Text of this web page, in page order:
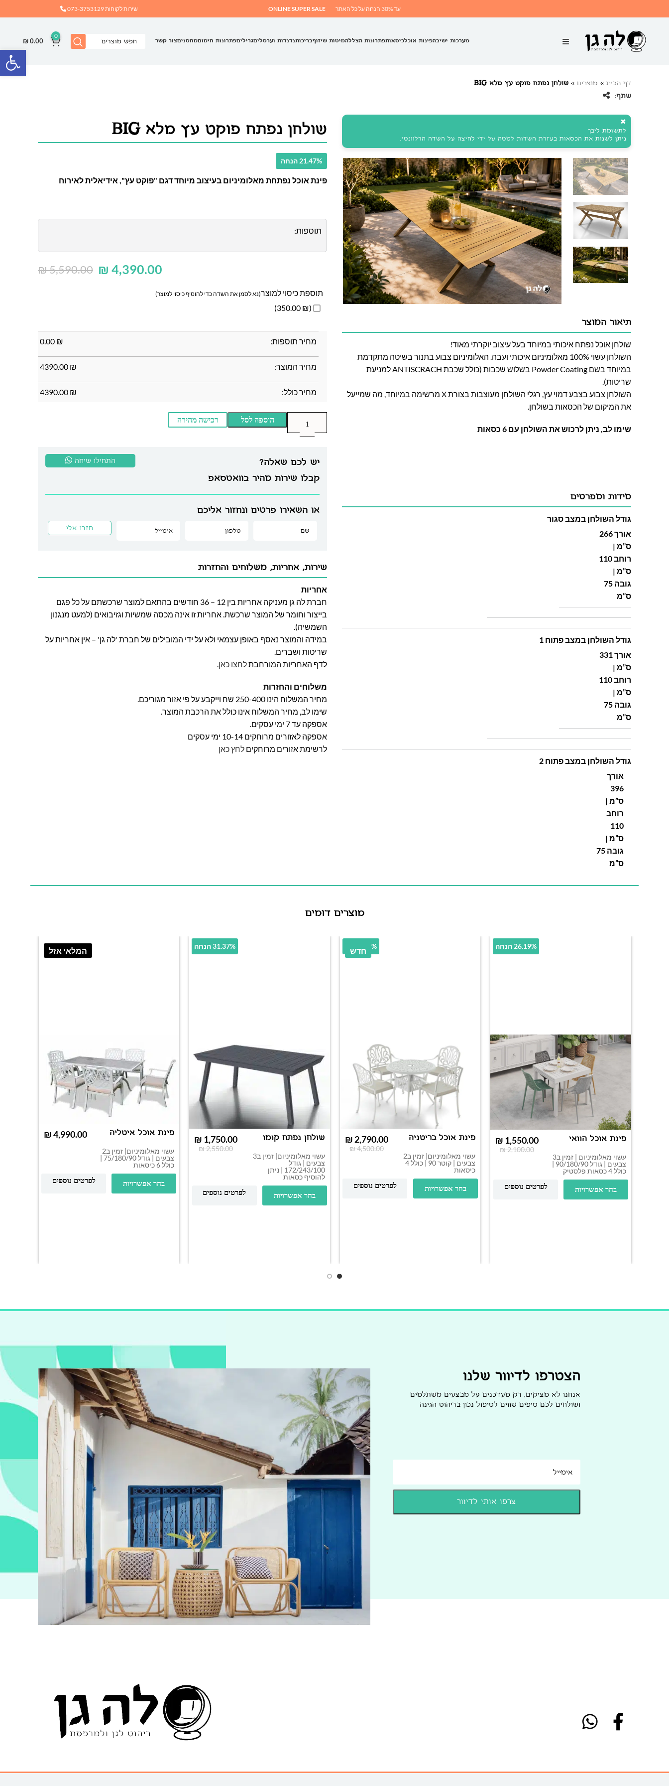
עד 30% הנחה על כל האתר ONLINE SUPER SALE שירות לקוחות073-3753129
מערכות ישיבהפינות אוכלכיסאותפתרונות הצללהמיטות שיזוףבריכותנדנדות וערסליםגריליםפתרונות חימוםמחסניםצור קשר
0
₪0.00
דף הבית » מוצרים » שולחן נפתח פוקט עץ מלא BIG
שתף:
✖
לתשומת ליבך
ניתן לשנות את הכסאות בעזרת השדות למטה על ידי לחיצה על השדה הרלוונטי.
תיאור המוצר
שולחן אוכל נפתח איכותי במיוחד בעל עיצוב יוקרתי מאוד!
השולחן עשוי 100% מאלומיניום איכותי ועבה. האלומיניום צבוע בתנור בשיטה מתקדמת
במיוחד בשם Powder Coating בשלוש שכבות (כולל שכבת ANTISCRACH למניעת
שריטות).
השולחן צבוע בצבע דמוי עץ, רגלי השולחן מעוצבות בצורת X מרשימה במיוחד, מה שמייעל
את המיקום של הכסאות בשולחן.
שימו לב, ניתן לרכוש את השולחן עם 6 כסאות
מידות ומפרטים
גודל השולחן במצב סגור
אורך 266
ס”מ |
רוחב 110
ס”מ |
גובה 75
ס”מ
גודל השולחן במצב פתוח 1
אורך 331
ס”מ |
רוחב 110
ס”מ |
גובה 75
ס”מ
גודל השולחן במצב פתוח 2
אורך
396
ס”מ |
רוחב
110
ס”מ |
גובה 75
ס”מ
שולחן נפתח פוקט עץ מלא BIG
21.47% הנחה
פינת אוכל נפתחת מאלומיניום בעיצוב מיוחד דגם "פוקט עץ", אידיאלית לאירוח
תוספות:
₪5,590.00 ₪ 4,390.00
תוספת כיסוי למוצר(נא לסמן את השדה כדי להוסיף כיסוי למוצר)
(₪ 350.00)
מחיר תוספות: ₪
0.00
מחיר המוצר: ₪
4390.00
מחיר כולל: ₪
4390.00
הוספה לסל רכישה מהירה
יש לכם שאלה?
קבלו שירות מהיר בוואטסאפ
התחילו שיחה
או השאירו פרטים ונחזור אליכם
שירות, אחריות, משלוחים והחזרות
אחריות
חברת לה גן מעניקה אחריות בין 12 – 36 חודשים בהתאם למוצר שרכשתם על כל פגם
בייצור וחומר של המוצר שרכשת. אחריות זו אינה מכסה שמשיות וגזיבואים (למעט מנגנון
השמשיה).
במידה והמוצר נאסף באופן עצמאי ולא על ידי המובילים של חברת 'לה גן' – אין אחריות על
שריטות ושברים.
לדף האחריות המורחבתלחצו כאן.
משלוחים והחזרות
מחיר המשלוח הינו 250-400 שח וייקבע על פי אזור מגוריכם.
שימו לב, מחיר המשלוח אינו כולל את הרכבת המוצר.
אספקה עד 7 ימי עסקים.
אספקה לאזורים מרוחקים 10-14 ימי עסקים
לרשימת אזורים מרוחקים לחץ כאן
מוצרים דומים
26.19% הנחה
פינת אוכל הוואי
עשוי מאלומיניום | זמין ב3
צבעים | גודל 90/180/90 |
כולל 4 כסאות פלסטיק
₪2,100.00
₪ 1,550.00
בחר אפשרויות לפרטים נוספים
חדש38% הנחה
פינת אוכל בריטניה
עשוי מאלומיניום| זמין ב2
צבעים | קוטר 90 | כולל 4
כיסאות
₪4,500.00
₪ 2,790.00
בחר אפשרויות לפרטים נוספים
31.37% הנחה
שולחן נפתח קומו
עשוי מאלומיניום| זמין ב3
צבעים | גודל
172/243/100 | ניתן
להוסיף כסאות
₪2,550.00
₪ 1,750.00
בחר אפשרויות לפרטים נוספים
המלאי אזל
פינת אוכל איטליה
עשוי מאלומיניום| זמין ב2
צבעים | גודל 75/180/90 |
כולל 6 כיסאות
₪
בחר אפשרויות לפרטים נוספים
הצטרפו לדיוור שלנו
אנחנו לא מציקים, רק מעדכנים על מבצעים משתלמים
ושולחים לכם טיפים שווים לטיפול נכון בריהוט הגינה